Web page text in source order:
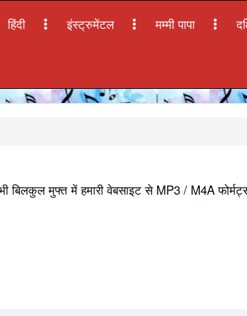
हिंदी इंस्ट्रुमेंटल मम्मी पापा
बिलकुल मुफ्त में हमारी वेबसाइट से MP3 / M4A